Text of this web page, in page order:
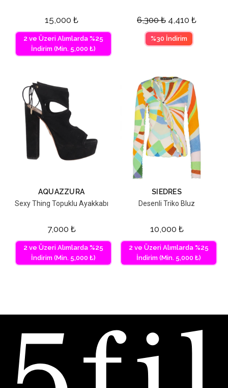
15,000 ₺
2 ve Üzeri Alımlarda %25
İndirim (Min. 5,000 ₺)
6,300₺ 4,410 ₺
%30 İndirim
AQUAZZURA
Sexy Thing Topuklu Ayakkabı
7,000 ₺
2 ve Üzeri Alımlarda %25
İndirim (Min. 5,000 ₺)
SIEDRES
Desenli Triko Bluz
10,000 ₺
2 ve Üzeri Alımlarda %25
İndirim (Min. 5,000 ₺)